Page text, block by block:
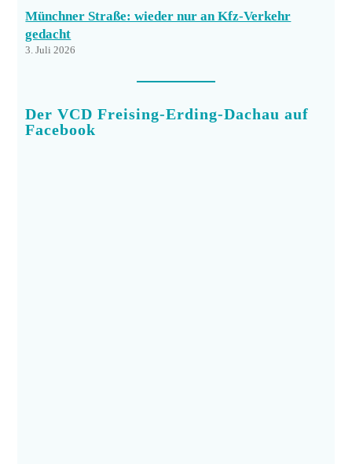
Münchner Straße: wieder nur an Kfz-Verkehr
gedacht
3. Juli 2026
Der VCD Freising-Erding-Dachau auf
Facebook